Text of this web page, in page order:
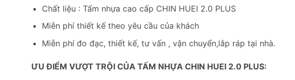
Chất liệu : Tấm nhựa cao cấp CHIN HUEI 2.0 PLUS
Miễn phí thiết kế theo yêu cầu của khách
Miễn phí đo đạc, thiết kế, tư vấn , vận chuyển,lắp ráp tại nhà.
ƯU ĐIỂM VƯỢT TRỘI CỦA TẤM NHỰA CHIN HUEI 2.0 PLUS: